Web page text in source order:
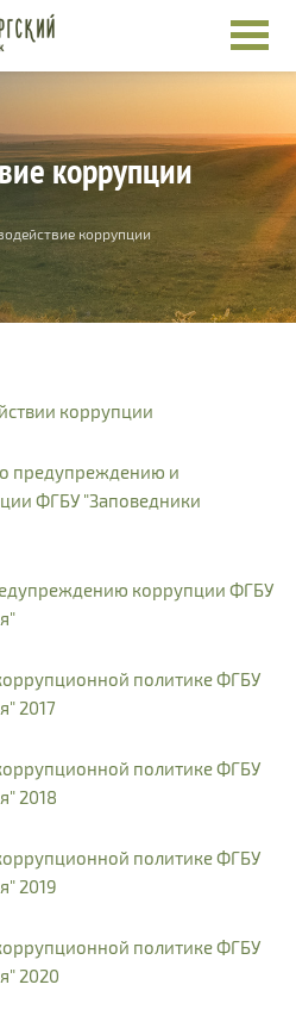
коррупции
коррупции
коррупции
предупреждению и
ФГБУ "Заповедники
коррупции ФГБУ
политике ФГБУ
2017
политике ФГБУ
2018
политике ФГБУ
2019
политике ФГБУ
2020